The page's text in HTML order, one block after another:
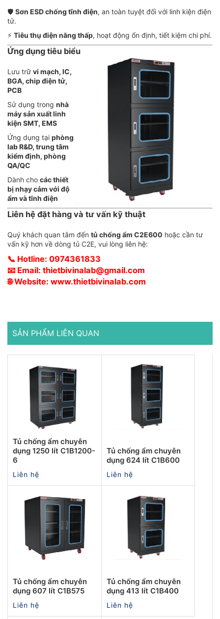
🛡️ Sơn ESD chống tĩnh điện, an toàn tuyệt đối với linh kiện điện
tử.
⚡ Tiêu thụ điện năng thấp, hoạt động ổn định, tiết kiệm chi phí.
Ứng dụng tiêu biểu
Lưu trữ vi mạch, IC,
BGA, chip điện tử,
PCB
Sử dụng trong nhà
máy sản xuất linh
kiện SMT, EMS
Ứng dụng tại phòng
lab R&D, trung tâm
kiểm định, phòng
QA/QC
Dành cho các thiết
bị nhạy cảm với độ
ẩm và tĩnh điện
Liên hệ đặt hàng và tư vấn kỹ thuật
Quý khách quan tâm đến tủ chống ẩm C2E600 hoặc cần tư
vấn kỹ hơn về dòng tủ C2E, vui lòng liên hệ:
📞 Hotline: 0974361833
📧 Email: thietbivinalab@gmail.com
🌐Website: www.thietbivinalab.com
SẢN PHẨM LIÊN QUAN
Tủ chống ẩm chuyên
dụng 1250 lít C1B1200-
6
Liên hệ
Tủ chống ẩm chuyên
dụng 624 lít C1B600
Liên hệ
Tủ chống ẩm chuyên
dụng 607 lít C1B575
Liên hệ
Tủ chống ẩm chuyên
dụng 413 lít C1B400
Liên hệ